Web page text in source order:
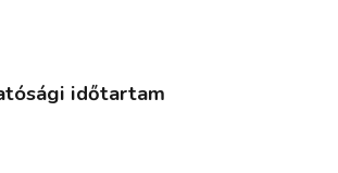
időtartam